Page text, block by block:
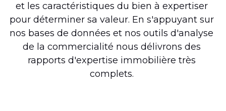
et les caractéristiques du bien à expertiser
pour déterminer sa valeur. En s'appuyant sur
nos bases de données et nos outils d'analyse
de la commercialité nous délivrons des
rapports d'expertise immobilière très
complets.